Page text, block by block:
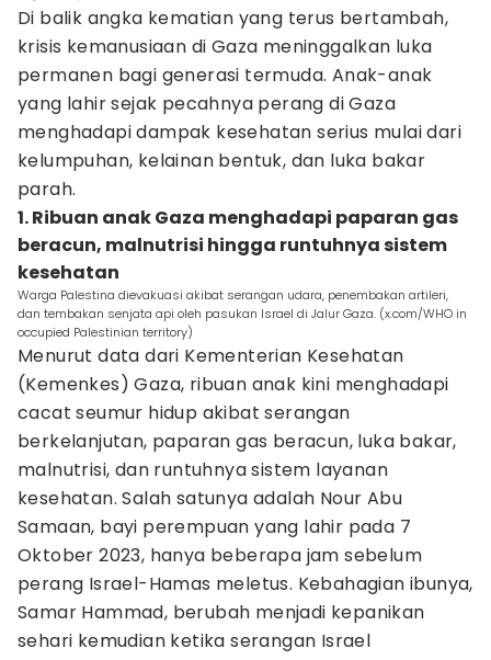
Di balik angka kematian yang terus bertambah,
krisis kemanusiaan di Gaza meninggalkan luka
permanen bagi generasi termuda. Anak-anak
yang lahir sejak pecahnya perang di Gaza
menghadapi dampak kesehatan serius mulai dari
kelumpuhan, kelainan bentuk, dan luka bakar
parah.
1. Ribuan anak Gaza menghadapi paparan gas
beracun, malnutrisi hingga runtuhnya sistem
kesehatan
Warga Palestina dievakuasi akibat serangan udara, penembakan artileri,
dan tembakan senjata api oleh pasukan Israel di Jalur Gaza. (x.com/WHO in
occupied Palestinian territory)
Menurut data dari Kementerian Kesehatan
(Kemenkes) Gaza, ribuan anak kini menghadapi
cacat seumur hidup akibat serangan
berkelanjutan, paparan gas beracun, luka bakar,
malnutrisi, dan runtuhnya sistem layanan
kesehatan. Salah satunya adalah Nour Abu
Samaan, bayi perempuan yang lahir pada 7
Oktober 2023, hanya beberapa jam sebelum
perang Israel-Hamas meletus. Kebahagian ibunya,
Samar Hammad, berubah menjadi kepanikan
sehari kemudian ketika serangan Israel